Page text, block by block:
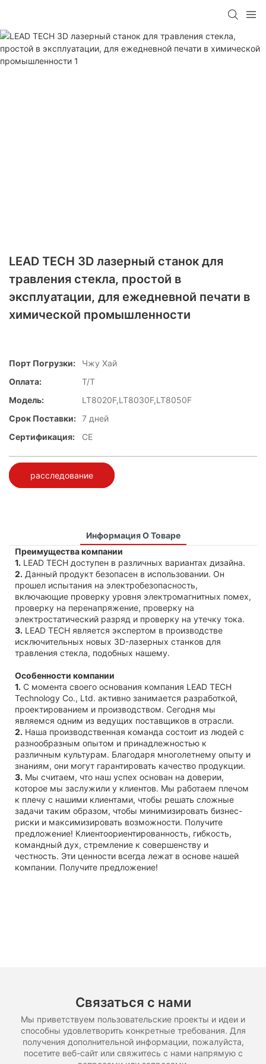
LEAD TECH 3D лазерный станок для
травления стекла, простой в
эксплуатации, для ежедневной печати в
химической промышленности
Порт Погрузки:
Чжу Хай
Оплата:
T/T
Модель:
LT8020F,LT8030F,LT8050F
Срок Поставки: 7 дней
Сертификация:
CE
расследование
Информация О Товаре
Преимущества компании
1. LEAD TECH доступен в различных вариантах дизайна.
2. Данный продукт безопасен в использовании. Он
прошел испытания на электробезопасность,
включающие проверку уровня электромагнитных помех,
проверку на перенапряжение, проверку на
электростатический разряд и проверку на утечку тока.
3. LEAD TECH является экспертом в производстве
исключительных новых 3D-лазерных станков для
травления стекла, подобных нашему.
Особенности компании
1. С момента своего основания компания LEAD TECH
Technology Co., Ltd. активно занимается разработкой,
проектированием и производством. Сегодня мы
являемся одним из ведущих поставщиков в отрасли.
2. Наша производственная команда состоит из людей с
разнообразным опытом и принадлежностью к
различным культурам. Благодаря многолетнему опыту и
знаниям, они могут гарантировать качество продукции.
3. Мы считаем, что наш успех основан на доверии,
которое мы заслужили у клиентов. Мы работаем плечом
к плечу с нашими клиентами, чтобы решать сложные
задачи таким образом, чтобы минимизировать бизнес-
риски и максимизировать возможности. Получите
предложение! Клиентоориентированность, гибкость,
командный дух, стремление к совершенству и
честность. Эти ценности всегда лежат в основе нашей
компании. Получите предложение!
Связаться с нами
Мы приветствуем пользовательские проекты и идеи и
способны удовлетворить конкретные требования. Для
получения дополнительной информации, пожалуйста,
посетите веб-сайт или свяжитесь с нами напрямую с